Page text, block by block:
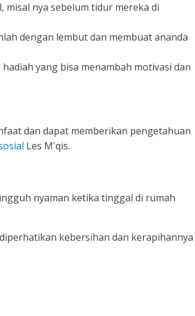
misal nya sebelum tidur mereka di
dengan lembut dan membuat ananda
yang bisa menambah motivasi dan
dan dapat memberikan pengetahuan
Les M'qis.
nyaman ketika tinggal di rumah
kebersihan dan kerapihannya